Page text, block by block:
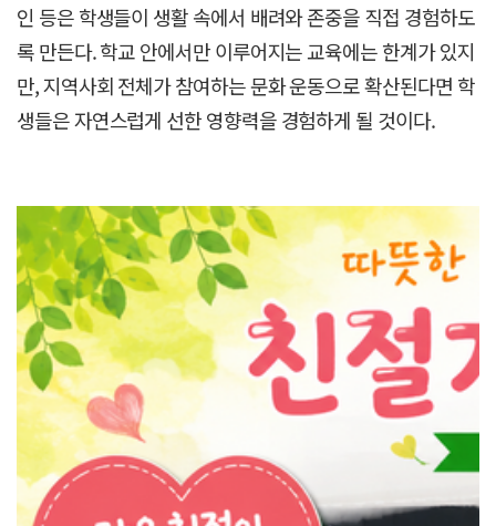
인 등은 학생들이 생활 속에서 배려와 존중을 직접 경험하도
록 만든다. 학교 안에서만 이루어지는 교육에는 한계가 있지
만, 지역사회 전체가 참여하는 문화 운동으로 확산된다면 학
생들은 자연스럽게 선한 영향력을 경험하게 될 것이다.